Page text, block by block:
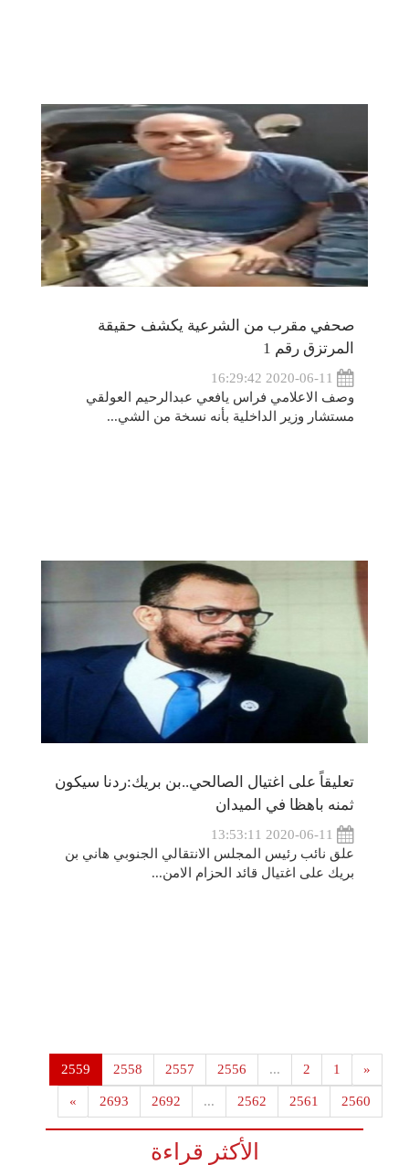
صحفي مقرب من الشرعية يكشف حقيقة
المرتزق رقم 1
وصف الاعلامي فراس يافعي عبدالرحيم العولقي
مستشار وزير الداخلية بأنه نسخة من الشي...
تعليقاً على اغتيال الصالحي..بن بريك:ردنا سيكون
ثمنه باهظا في الميدان
علق نائب رئيس المجلس الانتقالي الجنوبي هاني بن
بريك على اغتيال قائد الحزام الامن...
«
1
2
...
2556
2557
2558
2559
2560
2561
2562
...
2692
2693
»
الأكثر قراءة